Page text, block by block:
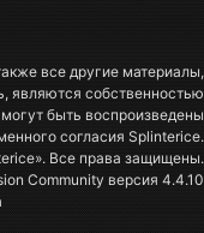
все другие материалы,
являются собственностью
быть воспроизведены
согласия Splinterice.
Все права защищены.
Community версия 4.4.10